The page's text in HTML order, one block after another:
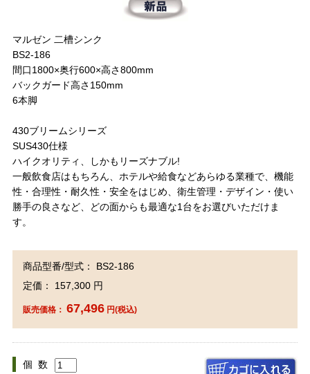
マルゼン 二槽シンク
BS2-186
間口1800×奥行600×高さ800mm
バックガード高さ150mm
6本脚
430ブリームシリーズ
SUS430仕様
ハイクオリティ、しかもリーズナブル!
一般飲食店はもちろん、ホテルや給食などあらゆる業種で、機能
性・合理性・耐久性・安全をはじめ、衛生管理・デザイン・使い
勝手の良さなど、どの面からも最適な1台をお選びいただけま
す。
商品型番/型式： BS2-186
定価： 157,300 円
販売価格： 67,496円(税込)
個 数